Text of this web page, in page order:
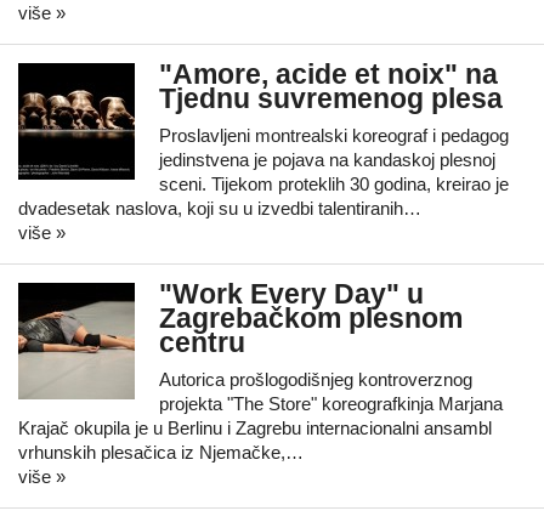
više »
"Amore, acide et noix" na
Tjednu suvremenog plesa
Proslavljeni montrealski koreograf i pedagog
jedinstvena je pojava na kandaskoj plesnoj
sceni. Tijekom proteklih 30 godina, kreirao je
dvadesetak naslova, koji su u izvedbi talentiranih…
više »
"Work Every Day" u
Zagrebačkom plesnom
centru
Autorica prošlogodišnjeg kontroverznog
projekta "The Store" koreografkinja Marjana
Krajač okupila je u Berlinu i Zagrebu internacionalni ansambl
vrhunskih plesačica iz Njemačke,…
više »